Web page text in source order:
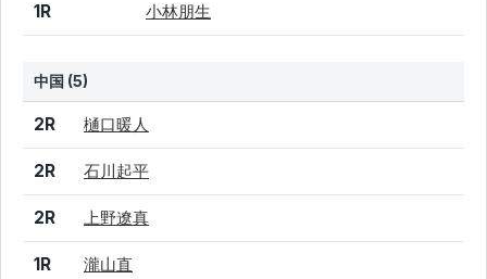
1R 小林朋生
中国 (5)
結果 シード 選手名
2R 樋口暖人
2R 石川起平
2R 上野遼真
1R 瀧山直